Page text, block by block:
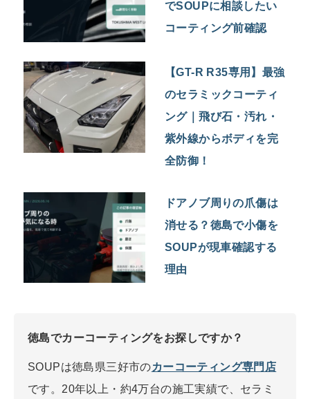
でSOUPに相談したい
コーティング前確認
【GT-R R35専用】最強
のセラミックコーティ
ング｜飛び石・汚れ・
紫外線からボディを完
全防御！
ドアノブ周りの爪傷は
消せる？徳島で小傷を
SOUPが現車確認する
理由
徳島でカーコーティングをお探しですか？
SOUPは徳島県三好市のカーコーティング専門店
です。20年以上・約4万台の施工実績で、セラミ